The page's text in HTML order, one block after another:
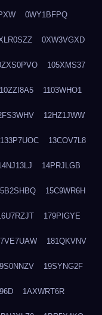
0WY1BFPQ
0XW3VGXD
105XMS37
10ZZI8A5 1103WHO1
12HZ1JWW
133P7UOC 13COV7L8
14PRJLGB
15C9WR6H
179PIGYE
181QKVNV
19SYNG2F
1AXWRT6R